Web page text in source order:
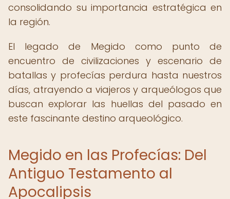
consolidando su importancia estratégica en
la región.
El legado de Megido como punto de
encuentro de civilizaciones y escenario de
batallas y profecías perdura hasta nuestros
días, atrayendo a viajeros y arqueólogos que
buscan explorar las huellas del pasado en
este fascinante destino arqueológico.
Megido en las Profecías: Del
Antiguo Testamento al
Apocalipsis